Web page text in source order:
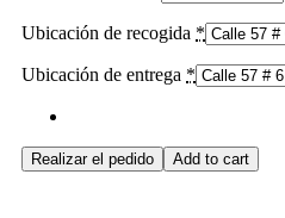
Ubicación de recogida *
Ubicación de entrega *
Realizar el pedido Add to cart